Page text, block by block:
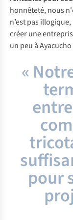
honnêteté, nous
n’est pas
créer une
un peu à
«
pour